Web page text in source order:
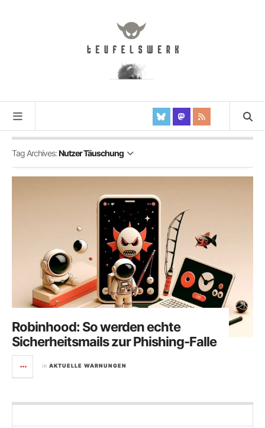
Tag Archives:Nutzer Täuschung
Robinhood: So werden echte
Sicherheitsmails zur Phishing-Falle
in AKTUELLE WARNUNGEN